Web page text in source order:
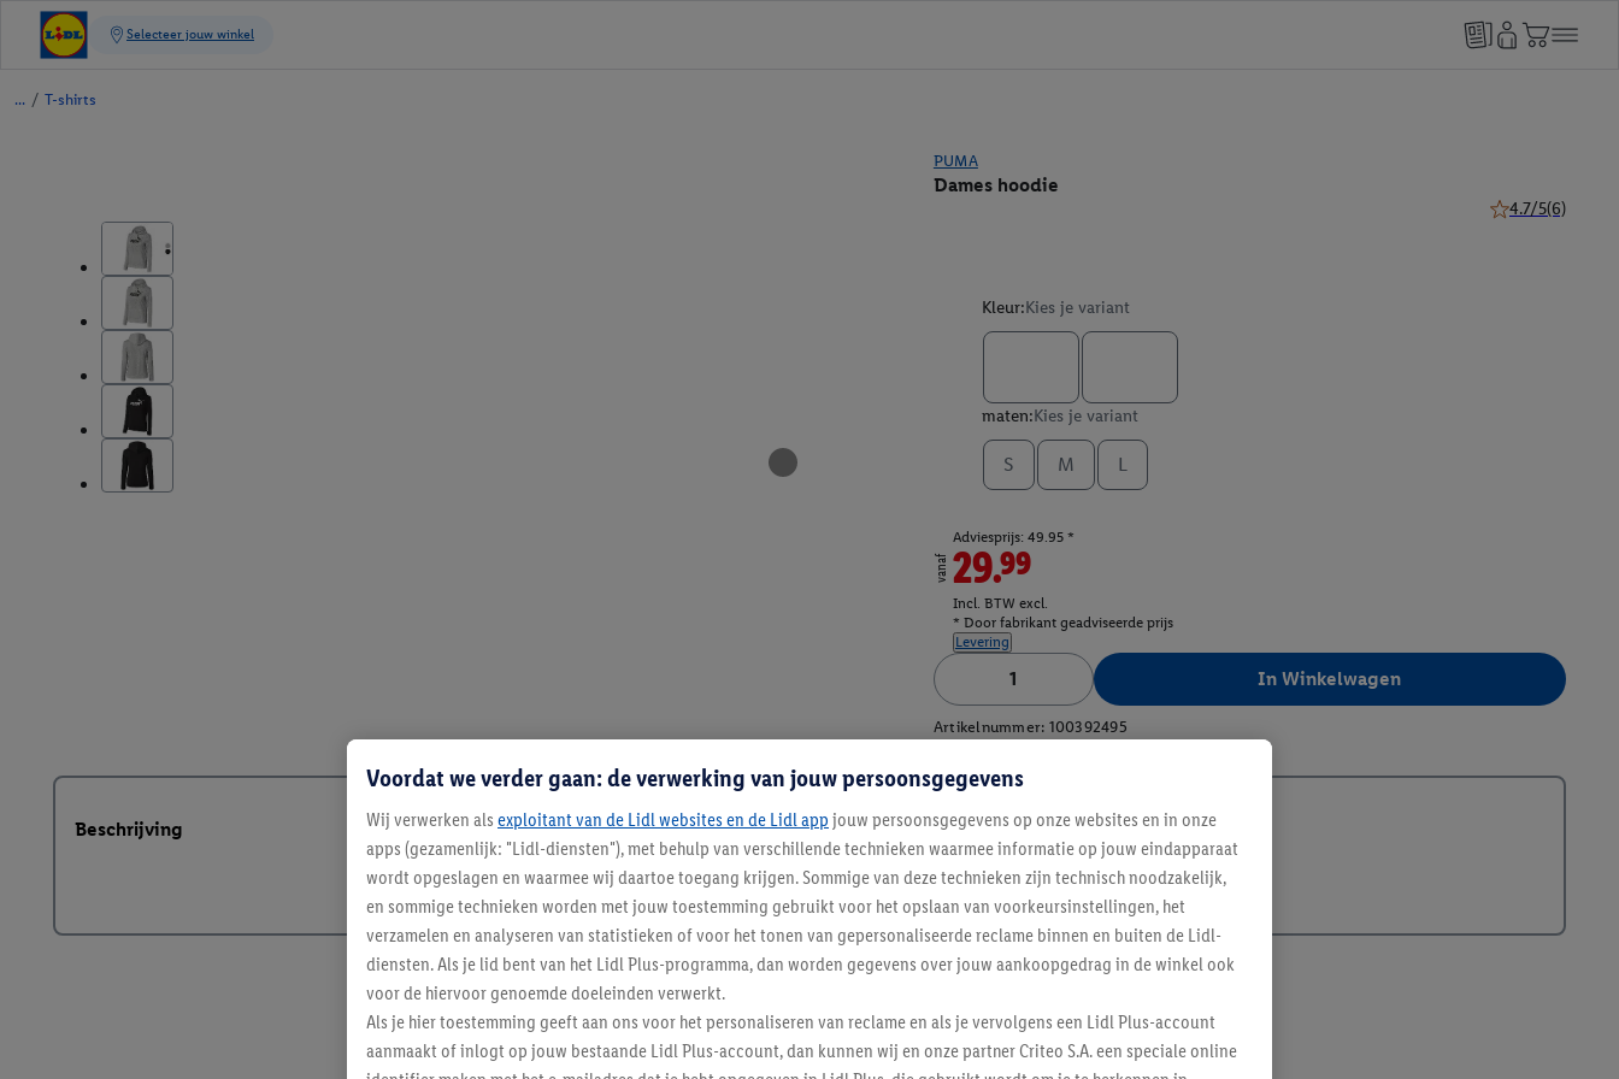
/ T-shirts
PUMA
Dames hoodie
4.7/5(6)
Kleur:Kies je variant
maten:Kies je variant
S M L
vanaf
Adviesprijs: 49.95 *
29.99
Incl. BTW excl.
* Door fabrikant geadviseerde prijs
Levering
In Winkelwagen
Artikelnummer: 100392495
Beschrijving
Voordat we verder gaan: de verwerking van jouw persoonsgegevens
Wij verwerken als exploitant van de Lidl websites en de Lidl app jouw persoonsgegevens op onze websites en in onze
apps (gezamenlijk: "Lidl-diensten"), met behulp van verschillende technieken waarmee informatie op jouw eindapparaat
wordt opgeslagen en waarmee wij daartoe toegang krijgen. Sommige van deze technieken zijn technisch noodzakelijk,
en sommige technieken worden met jouw toestemming gebruikt voor het opslaan van voorkeursinstellingen, het
verzamelen en analyseren van statistieken of voor het tonen van gepersonaliseerde reclame binnen en buiten de Lidl-
diensten. Als je lid bent van het Lidl Plus-programma, dan worden gegevens over jouw aankoopgedrag in de winkel ook
voor de hiervoor genoemde doeleinden verwerkt.
Als je hier toestemming geeft aan ons voor het personaliseren van reclame en als je vervolgens een Lidl Plus-account
aanmaakt of inlogt op jouw bestaande Lidl Plus-account, dan kunnen wij en onze partner Criteo S.A. een speciale online